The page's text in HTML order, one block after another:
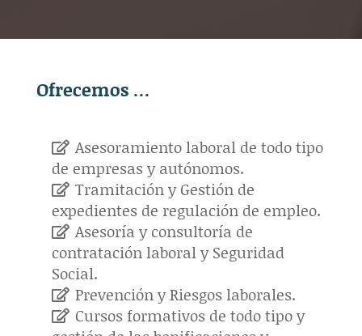
Ofrecemos …
Asesoramiento laboral de todo tipo
de empresas y autónomos.
Tramitación y Gestión de
expedientes de regulación de empleo.
Asesoría y consultoría de
contratación laboral y Seguridad
Social.
Prevención y Riesgos laborales.
Cursos formativos de todo tipo y